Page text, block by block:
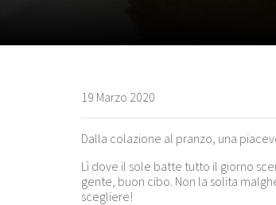
19 Marzo 2020
Dalla colazione al pranzo, una
Lì dove il sole batte tutto il giorno
gente, buon cibo. Non la solita
scegliere!